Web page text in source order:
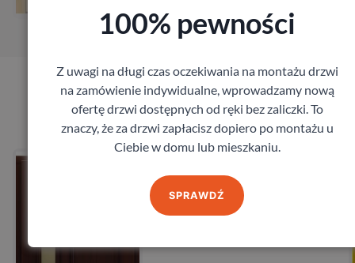
Produkty marki CAL
CAL
8 608,68zł z VAT
100% pewności
Z uwagi na długi czas oczekiwania na montażu drzwi
na zamówienie indywidualne, wprowadzamy nową
ofertę drzwi dostępnych od ręki bez zaliczki. To
znaczy, że za drzwi zapłacisz dopiero po montażu u
Ciebie w domu lub mieszkaniu.
SPRAWDŹ